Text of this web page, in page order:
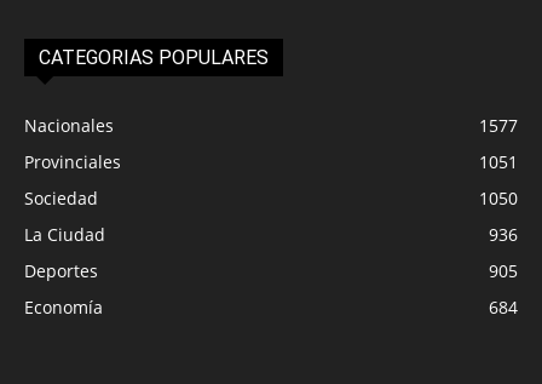
CATEGORIAS POPULARES
Nacionales
1577
Provinciales
1051
Sociedad
1050
La Ciudad
936
Deportes
905
Economía
684